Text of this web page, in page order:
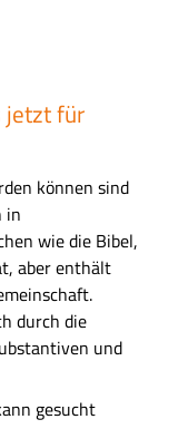
jetzt für
können sind
in
wie die Bibel,
aber enthält
durch die
und
gesucht